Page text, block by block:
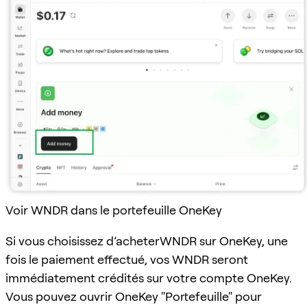
Voir WNDR dans le portefeuille OneKey
Si vous choisissez d’acheterWNDR sur OneKey, une
fois le paiement effectué, vos WNDR seront
immédiatement crédités sur votre compte OneKey.
Vous pouvez ouvrir OneKey "Portefeuille" pour